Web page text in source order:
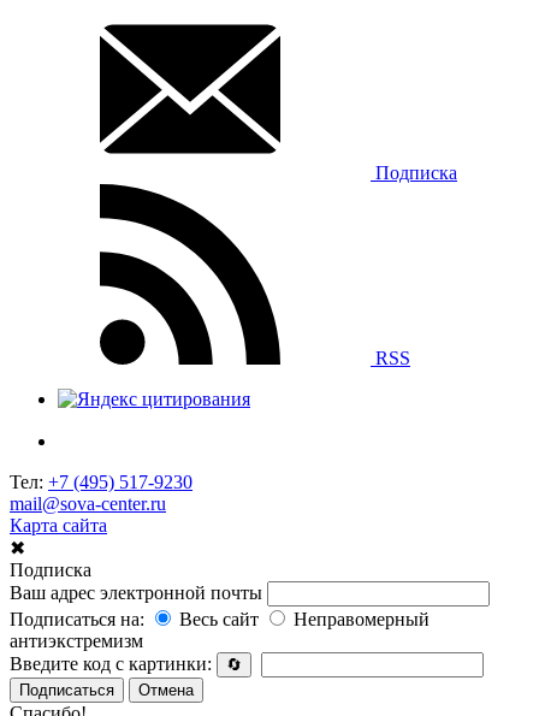
Подписка
RSS
Тел: +7 (495) 517-9230
mail@sova-center.ru
Карта сайта
✖
Подписка
Ваш адрес электронной почты
Подписаться на:
Весь сайт
Неправомерный
антиэкстремизм
Введите код с картинки:
🔄
Подписаться
Отмена